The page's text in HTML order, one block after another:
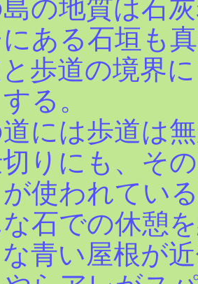
の地質は石
にある石垣も
歩道の境界
る。
には歩道は
りにも、そ
使われてい
石での休憩
青い屋根が